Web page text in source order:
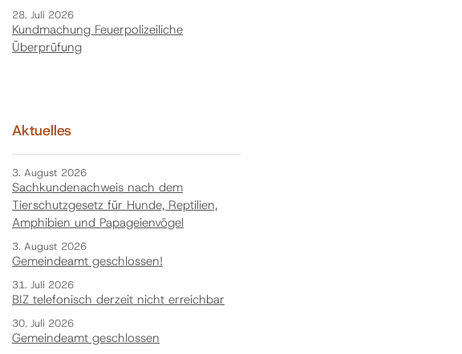
28. Juli 2026
Kundmachung Feuerpolizeiliche
Überprüfung
Aktuelles
3. August 2026
Sachkundenachweis nach dem
Tierschutzgesetz für Hunde, Reptilien,
Amphibien und Papageienvögel
3. August 2026
Gemeindeamt geschlossen!
31. Juli 2026
BIZ telefonisch derzeit nicht erreichbar
30. Juli 2026
Gemeindeamt geschlossen